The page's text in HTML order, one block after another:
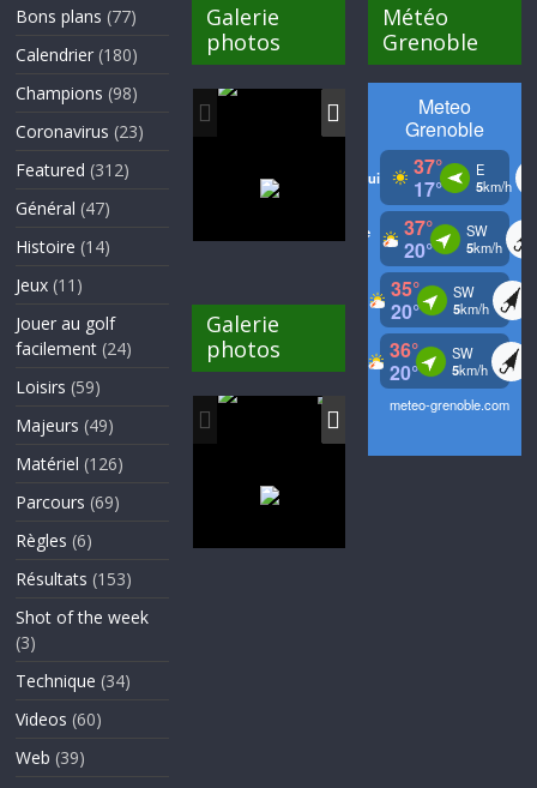
Bons plans (77)
Calendrier (180)
Champions (98)
Coronavirus (23)
Featured (312)
Général (47)
Histoire (14)
Jeux (11)
Jouer au golf
facilement (24)
Loisirs (59)
Majeurs (49)
Matériel (126)
Parcours (69)
Règles (6)
Résultats (153)
Shot of the week
(3)
Technique (34)
Videos (60)
Web (39)
Galerie
photos
Galerie
photos
Météo
Grenoble